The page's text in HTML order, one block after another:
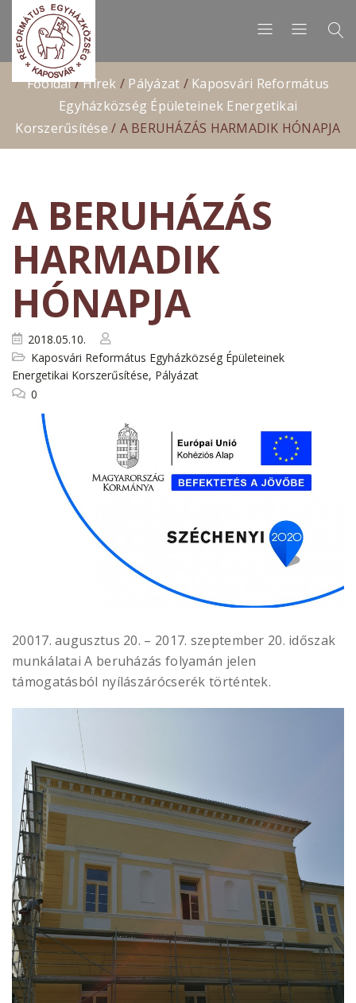
Főoldal/Hírek / Pályázat / Kaposvári Református
Egyházközség Épületeinek Energetikai
Korszerűsítése / A BERUHÁZÁS HARMADIK HÓNAPJA
A BERUHÁZÁS
HARMADIK
HÓNAPJA
2018.05.10.
Kaposvári Református Egyházközség Épületeinek
Energetikai Korszerűsítése, Pályázat
0
20017. augusztus 20. – 2017. szeptember 20. időszak
munkálatai A beruházás folyamán jelen
támogatásból nyílászárócserék történtek.